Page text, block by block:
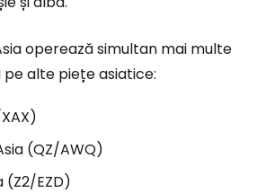
operează simultan mai multe
alte piețe asiatice:
(QZ/AWQ)
(Z2/EZD)